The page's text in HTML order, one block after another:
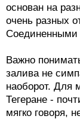
основан на
очень разных
Важно
залива не
наоборот. Для
Тегеране -
мягко говоря,